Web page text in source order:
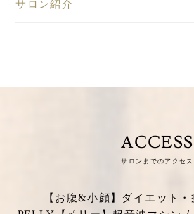
サロン紹介
ACCESS
サロンまでのアクセス
【お腹&小顔】ダイエット